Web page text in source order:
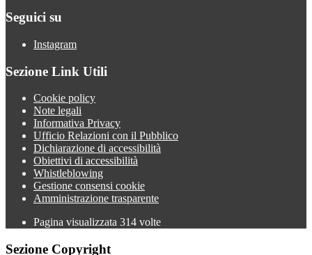
Seguici su
Instagram
Sezione Link Utili
Cookie policy
Note legali
Informativa Privacy
Ufficio Relazioni con il Pubblico
Dichiarazione di accessibilità
Obiettivi di accessibilità
Whistleblowing
Gestione consensi cookie
Amministrazione trasparente
Pagina visualizzata 314 volte
Sezione Copyright